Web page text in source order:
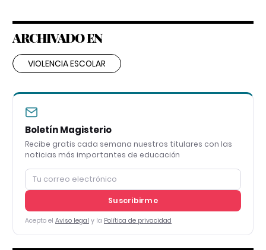
ARCHIVADO EN
VIOLENCIA ESCOLAR
Boletín Magisterio
Recibe gratis cada semana nuestros titulares con las
noticias más importantes de educación
Suscribirme
Acepto el Aviso legal y la Política de privacidad